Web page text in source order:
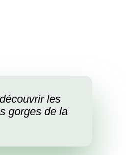
les
gorges de la